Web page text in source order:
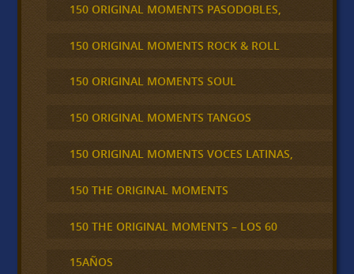
150 ORIGINAL MOMENTS PASODOBLES,
150 ORIGINAL MOMENTS ROCK & ROLL
150 ORIGINAL MOMENTS SOUL
150 ORIGINAL MOMENTS TANGOS
150 ORIGINAL MOMENTS VOCES LATINAS,
150 THE ORIGINAL MOMENTS
150 THE ORIGINAL MOMENTS – LOS 60
15AÑOS